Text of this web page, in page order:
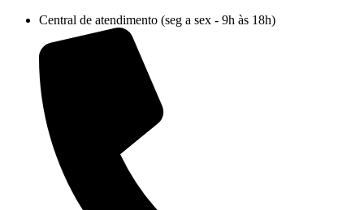
conteúdo
Central de atendimento (seg a sex - 9h às 18h)